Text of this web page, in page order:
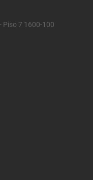
Piso 7 1600-100